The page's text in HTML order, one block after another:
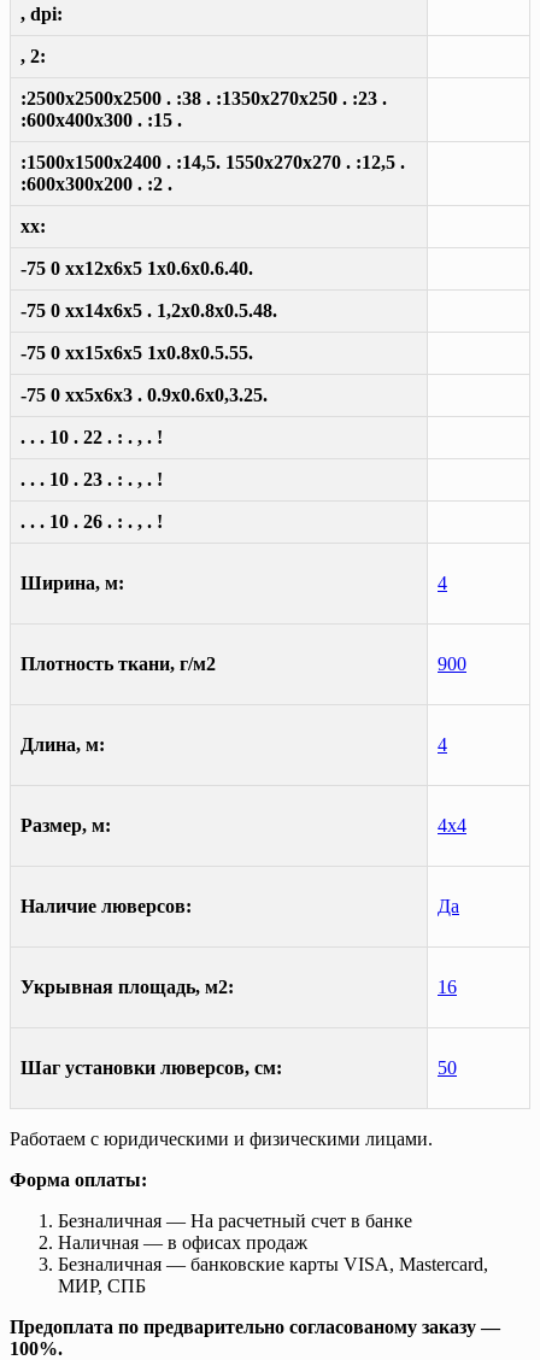
, dpi:
, 2:
:2500x2500x2500 . :38 . :1350x270x250 . :23 .
:600x400x300 . :15 .
:1500x1500x2400 . :14,5. 1550x270x270 . :12,5 .
:600x300x200 . :2 .
xx:
-75 0 xx12x6x5 1x0.6x0.6.40.
-75 0 xx14x6x5 . 1,2x0.8x0.5.48.
-75 0 xx15x6x5 1x0.8x0.5.55.
-75 0 xx5x6x3 . 0.9x0.6x0,3.25.
. . . 10 . 22 . : . , . !
. . . 10 . 23 . : . , . !
. . . 10 . 26 . : . , . !
Ширина, м: 4
Плотность ткани, г/м2 900
Длина, м: 4
Размер, м: 4х4
Наличие люверсов: Да
Укрывная площадь, м2: 16
Шаг установки люверсов, см: 50
Работаем с юридическими и физическими лицами.
Форма оплаты:
Безналичная — На расчетный счет в банке
Наличная — в офисах продаж
Безналичная — банковские карты VISA, Mastercard,
МИР, СПБ
Предоплата по предварительно согласованому заказу —
100%.